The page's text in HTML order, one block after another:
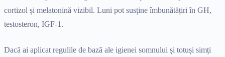
cortizol și melatonină vizibil. Luni pot susține îmbunătățiri în GH,
testosteron, IGF-1.
Dacă ai aplicat regulile de bază ale igienei somnului și totuși simți